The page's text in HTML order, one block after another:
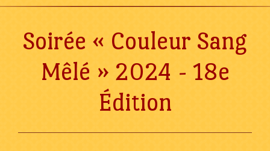
Soirée « Couleur Sang
Mêlé » 2024 - 18e
Édition